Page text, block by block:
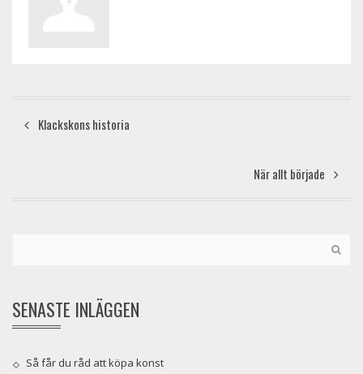
Klackskons historia
När allt började
SENASTE INLÄGGEN
Så får du råd att köpa konst